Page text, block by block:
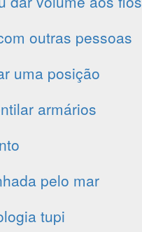
outras pessoas
uma posição
armários
pelo mar
tupi